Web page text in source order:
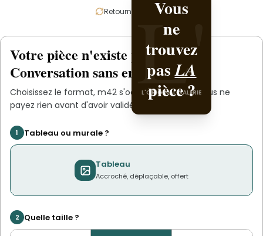
L'
Vous
ne
trouvez
pasLA
pièce ?
L'ORIGINAL GALERIE
L'
Créez-
la
avec
m42
.
L'ORIGINAL PIECE OF
YOU
Retournez la carte
Votre pièce n'existe pasencore.
Conversation sans engagement.
Choisissez le format, m42 s'occupe du reste. Vous ne
payez rien avant d'avoir validé le devis.
1 Tableau ou murale ?
Tableau
Accroché, déplaçable, offert
2 Quelle taille ?